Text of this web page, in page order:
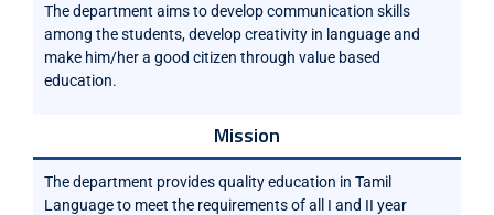
The department aims to develop communication skills
among the students, develop creativity in language and
make him/her a good citizen through value based
education.
Mission
The department provides quality education in Tamil
Language to meet the requirements of all I and II year